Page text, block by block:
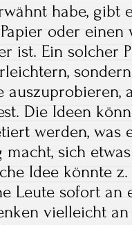
habe, gibt
oder
ist. Ein solcher
auszuprobieren,
Die Ideen
werden, was
sich
Idee könnte z.
Leute sofort
vielleicht